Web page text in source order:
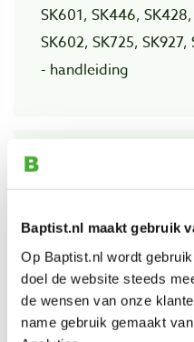
Baptist.nl maakt gebruik
Op Baptist.nl wordt
doel de website steeds
de wensen van onze
name gebruik gemaakt
SK601, SK446,
SK602, SK725,
- handleiding